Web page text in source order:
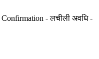
Confirmation - लचीली अवधि -